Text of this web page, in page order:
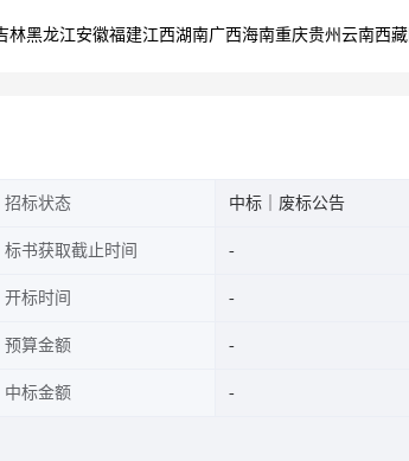
林黑龙江安徽福建江西湖南广西海南重庆贵州 云南西藏
招标状态 中标｜废标公告
标书获取截止时间
开标时间
预算金额
中标金额